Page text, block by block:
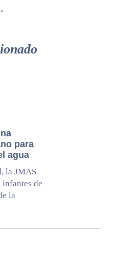
para
agua
la JMAS
infantes de
la